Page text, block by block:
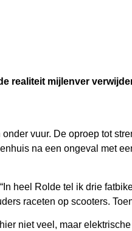
realiteit mijlenver
vuur. De oproep tot
na een ongeval met
heel Rolde tel ik drie
raceten op scooters.
niet veel, maar